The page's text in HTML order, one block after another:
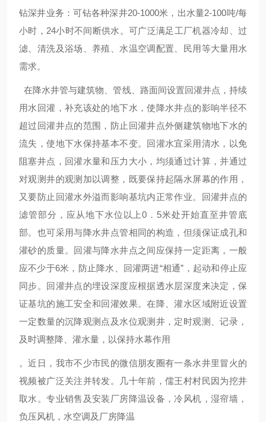
钻深井业务：可钻各种深井20-1000米，出水量2-100吨/每
小时，24小时不间断供水。可广泛满足工厂机器冷却、过
滤、清洗及浴场、养殖、水温空调配置、民用等大量用水
需求。
在降水井管与建筑物、管线、路面间设置回灌井点，持续
用水回灌，补充该处的地下水，使降水井点的影响半径不
超过回灌井点的范围，防止回灌井点外侧建筑物地下水的
流失，使地下水保持基本不变。回灌水宜采用清水，以免
阻塞井点，回灌水量和压力大小，均须通过计算，并通过
对观测井的观测加以调整，既要保持起隔水屏幕的作用，
又要防止回灌水外溢而影响基坑内正常作业。回灌井点的
滤管部分，应从地下水位以上0．5米处开始直至井管底
部。也可采用与降水井点管相同的构造，但须保证成孔和
灌砂的质量。回灌与降水井点之间应保持一定距离，一般
应不少于6米，防止降水、回灌两进“相通”，起动和停止应
同步。回灌井点的埋设深度应根据透水层深度来决定，保
证基坑的施工安全和回灌效果。在降、灌水区域附近设置
一定数量的沉降观测点及水位观测井，定时观测、记录，
及时调整降、灌水量，以保持水幕作用
。近日，我市不少市民的微信朋友圈有一条水井里冒火的
视频被广泛关注并转发。几十年前，儒王村村民因为挖井
取水。专业销售及安装厂房降温设备，冷风机，湿帘墙，
负压风机，水空调及厂房降温